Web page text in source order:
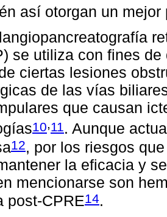
así otorgan un
se utiliza con fines
ciertas lesiones
de las vías
que causan
10,11 . Aunque
12, por los riesgos
la eficacia y
mencionarse son
post-CPRE14.